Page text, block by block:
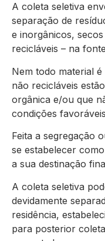
A coleta seletiva
separação de
e inorgânicos,
recicláveis – na
Nem todo material
não recicláveis
orgânica e/ou que
condições
Feita a segregação
se estabelecer
a sua destinação
A coleta seletiva
devidamente
residência,
para posterior